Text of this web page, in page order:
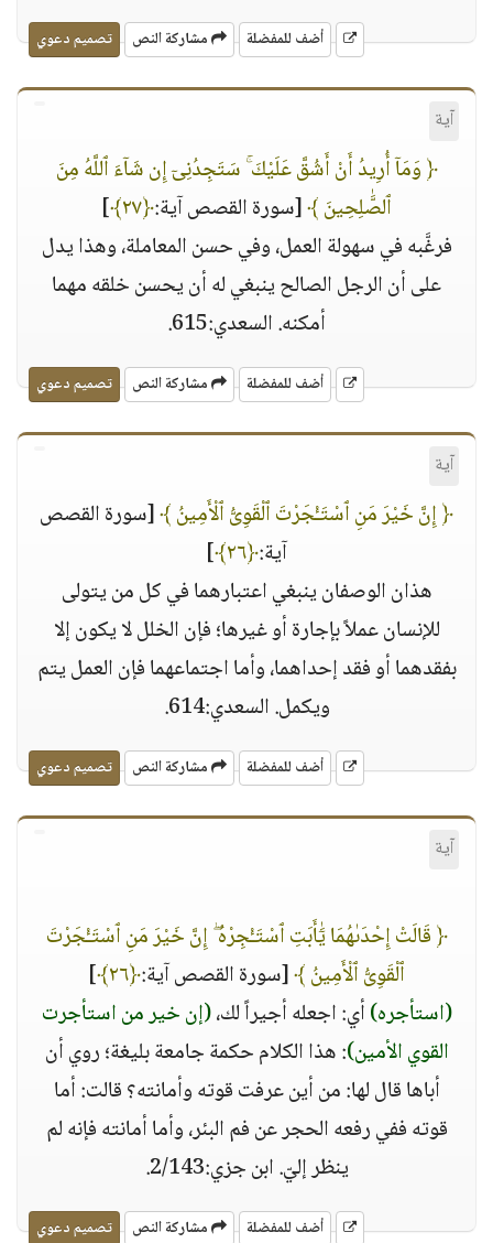
أضف للمفضلة مشاركة النص تصميم دعوي
آية
﴿ وَمَآ أُرِيدُ أَنْ أَشُقَّ عَلَيْكَ ۚ سَتَجِدُنِىٓ إِن شَآءَ ٱللَّهُ مِنَ
ٱلصَّٰلِحِينَ ﴾[سورة القصص آية:﴿٢٧﴾
]
فرغَّبه في سهولة العمل، وفي حسن المعاملة، وهذا يدل
على أن الرجل الصالح ينبغي له أن يحسن خلقه مهما
أمكنه. السعدي:615.
أضف للمفضلة مشاركة النص تصميم دعوي
آية
﴿ إِنَّ خَيْرَ مَنِ ٱسْتَـْٔجَرْتَ ٱلْقَوِىُّ ٱلْأَمِينُ ﴾[سورة القصص
آية:﴿٢٦﴾
]
هذان الوصفان ينبغي اعتبارهما في كل من يتولى
للإنسان عملاً بإجارة أو غيرها؛ فإن الخلل لا يكون إلا
بفقدهما أو فقد إحداهما، وأما اجتماعهما فإن العمل يتم
ويكمل. السعدي:614.
أضف للمفضلة مشاركة النص تصميم دعوي
آية
﴿ قَالَتْ إِحْدَىٰهُمَا يَٰٓأَبَتِ ٱسْتَـْٔجِرْهُ ۖ إِنَّ خَيْرَ مَنِ ٱسْتَـْٔجَرْتَ
ٱلْقَوِىُّ ٱلْأَمِينُ ﴾[سورة القصص آية:﴿٢٦﴾
]
(استأجره)أي: اجعله أجيراً لك،(إن خير من استأجرت
القوي الأمين): هذا الكلام حكمة جامعة بليغة؛ روي أن
أباها قال لها: من أين عرفت قوته وأمانته؟ قالت: أما
قوته ففي رفعه الحجر عن فم البئر، وأما أمانته فإنه لم
ينظر إليّ. ابن جزي:2/143.
أضف للمفضلة مشاركة النص تصميم دعوي